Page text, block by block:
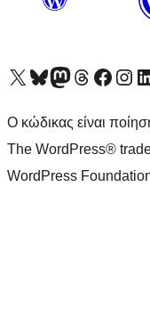
Visit our X (formerly Twitter) account
Visit our Bluesky account
Επισκεφθείτε τον λογαριασμό μας στο Mastodon
Visit our Threads account
Επισκεφτείτε τηΕπισκεφθείτε
Ο κώδικας είναι
The WordPress®
WordPress